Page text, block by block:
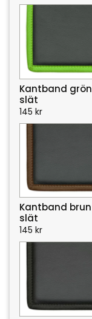
Kantband grön
slät
145 kr
Kantband brun
slät
145 kr